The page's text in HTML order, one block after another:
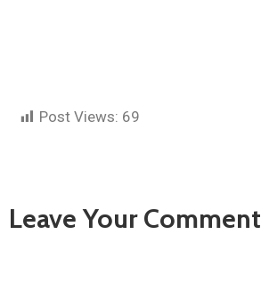
Post Views: 69
Leave Your Comment